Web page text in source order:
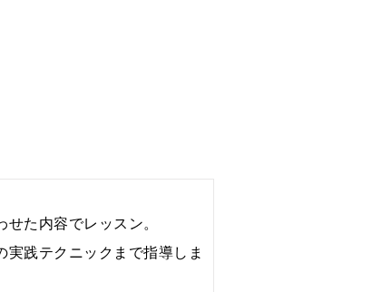
た内容でレッスン。
践テクニックまで指導しま